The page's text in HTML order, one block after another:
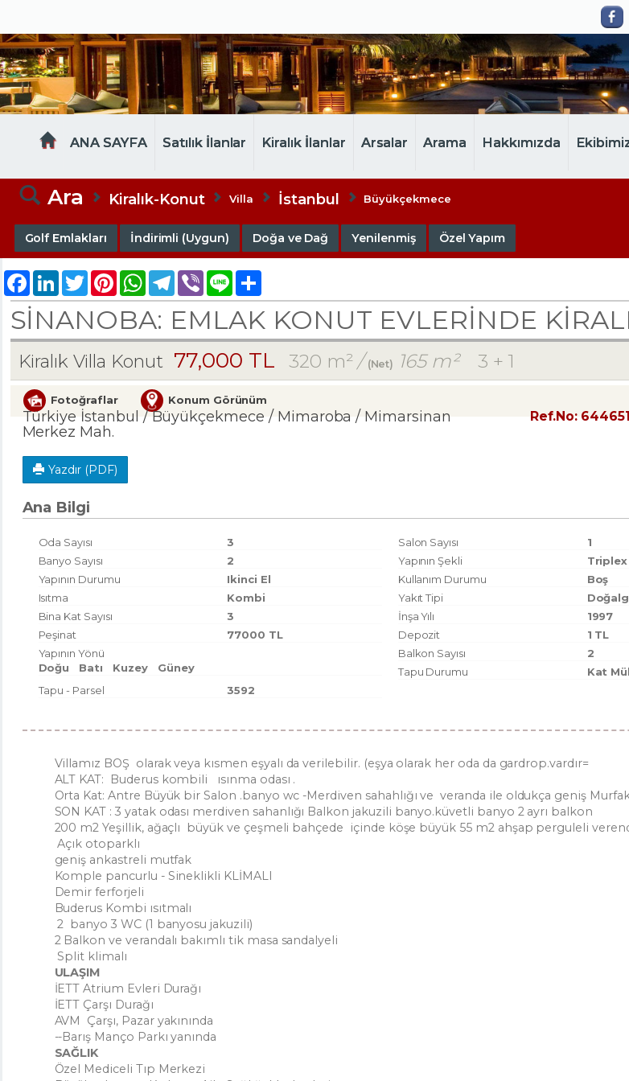
ANA SAYFA Satılık İlanlar Kiralık İlanlar Arsalar Arama Hakkımızda
Ara Kiralık-Konut Villa İstanbul Büyükçekmece
Golf Emlakları İndirimli (Uygun) Doğa ve Dağ Yenilenmiş Özel Yapım
Facebook
LinkedInTwitterPinterestWhatsAppTelegram
Viber Line Share
SİNANOBA: EMLAK KONUT EVLERINDE
Kiralık Villa Konut 77,000 TL 320 m²/(Net) 165 m² 3 + 1
Fotoğraflar Konum Görünüm
Türkiye İstanbul / Büyükçekmece / Mimaroba / Mimarsinan
Merkez Mah.
Ref.No: 644651
Yazdır (PDF)
Ana Bilgi
Oda Sayısı 3 Salon Sayısı
1
Banyo Sayısı
2 Yapının Şekli
Triplex
Yapının Durumu
Ikinci El Kullanım Durumu
Boş
Isıtma
Kombi Yakıt Tipi
Bina Kat Sayısı
3 İnşa Yılı
1997
Peşinat
77000 TL Depozit
1 TL
Yapının Yönü
Doğu
Batı Kuzey Güney
Balkon Sayısı
2
Tapu Durumu
Kat
Tapu - Parsel
3592
Villamız BOŞ olarak veya kısmen eşyalı da verilebilir. (eşya olarak her oda da gardrop.vardır=
ALT KAT: Buderus kombili ısınma odası .
Orta Kat: Antre Büyük bir Salon .banyo wc -Merdiven sahahlığı ve veranda ile oldukça geniş
SON KAT : 3 yatak odası merdiven sahanlığı Balkon jakuzili banyo.küvetli banyo 2 ayrı balkon
200 m2 Yeşillik, ağaçlı büyük ve çeşmeli bahçede içinde köşe büyük 55 m2 ahşap perguleli
Açık otoparklı
geniş ankastreli mutfak
Komple pancurlu - Sineklikli KLİMALI
Demir ferforjeli
Buderus Kombi ısıtmalı
2 banyo 3 WC (1 banyosu jakuzili)
2 Balkon ve verandalı bakımlı tik masa sandalyeli
Split klimalı
ULAŞIM
İETT Atrium Evleri Durağı
İETT Çarşı Durağı
AVM Çarşı, Pazar yakınında
--Barış Manço Parkı yanında
SAĞLIK
Özel Mediceli Tıp Merkezi